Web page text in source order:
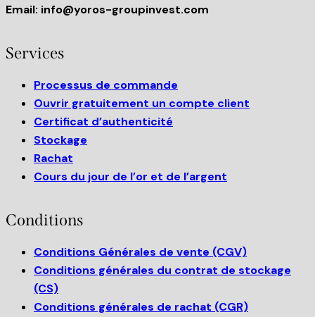
Email: info@yoros-groupinvest.com
Services
Processus de commande
Ouvrir gratuitement un compte client
Certificat d’authenticité
Stockage
Rachat
Cours du jour de l’or et de l’argent
Conditions
Conditions Générales de vente (CGV)
Conditions générales du contrat de stockage
(CS)
Conditions générales de rachat (CGR)